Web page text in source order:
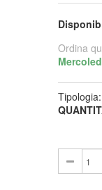
Ordina